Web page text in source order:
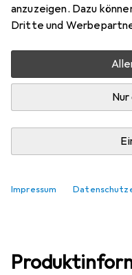
anzuzeigen. Dazu
Dritte und
Impressum
Mehr als 10 Stück
Lieferort angeben
In
Kostenloser Versand